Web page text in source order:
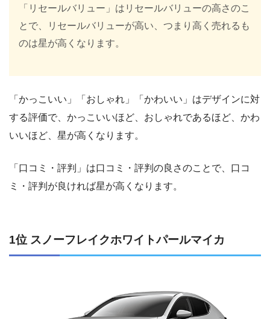
「リセールバリュー」はリセールバリューの高さのこ
とで、リセールバリューが高い、つまり高く売れるも
のは星が高くなります。
「かっこいい」「おしゃれ」「かわいい」はデザインに対
する評価で、かっこいいほど、おしゃれであるほど、かわ
いいほど、星が高くなります。
「口コミ・評判」は口コミ・評判の良さのことで、口コ
ミ・評判が良ければ星が高くなります。
1位 スノーフレイクホワイトパールマイカ